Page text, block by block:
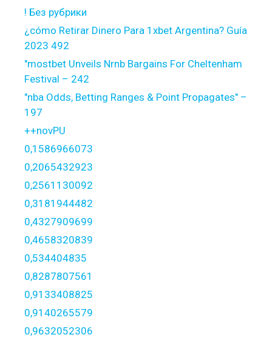
! Без рубрики
¿cómo Retirar Dinero Para 1xbet Argentina? Guía
2023 492
"mostbet Unveils Nrnb Bargains For Cheltenham
Festival – 242
"nba Odds, Betting Ranges & Point Propagates" –
197
++novPU
0,1586966073
0,2065432923
0,2561130092
0,3181944482
0,4327909699
0,4658320839
0,534404835
0,8287807561
0,9133408825
0,9140265579
0,9632052306